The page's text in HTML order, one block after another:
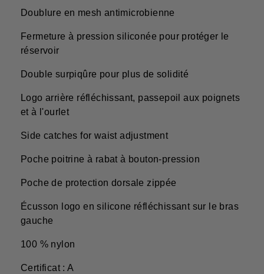
Doublure en mesh antimicrobienne
Fermeture à pression siliconée pour protéger le
réservoir
Double surpiqûre pour plus de solidité
Logo arrière réfléchissant, passepoil aux poignets
et à l'ourlet
Side catches for waist adjustment
Poche poitrine à rabat à bouton-pression
Poche de protection dorsale zippée
Écusson logo en silicone réfléchissant sur le bras
gauche
100 % nylon
Certificat : A